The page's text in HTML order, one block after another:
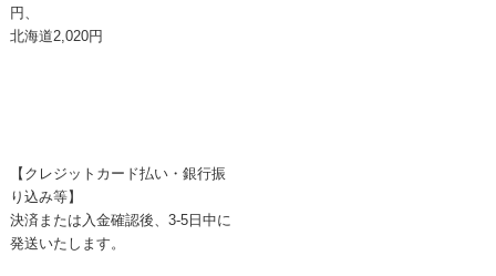
円、
北海道2,020円
【クレジットカード払い・銀行振
り込み等】
決済または入金確認後、3-5日中に
発送いたします。